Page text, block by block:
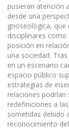
pusieran atención
desde una
gnoseológica,
disciplinares
posición en
una sociedad.
en un escenario
espacio público
estrategias de
relaciones
redefiniciones a
sometidas debido
reconocimiento